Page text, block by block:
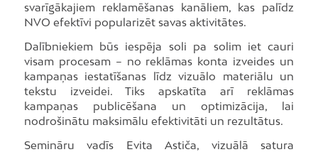
svarīgākajiem reklamēšanas kanāliem, kas palīdz
NVO efektīvi popularizēt savas aktivitātes.
Dalībniekiem būs iespēja soli pa solim iet cauri
visam procesam – no reklāmas konta izveides un
kampaņas iestatīšanas līdz vizuālo materiālu un
tekstu izveidei. Tiks apskatīta arī reklāmas
kampaņas publicēšana un optimizācija, lai
nodrošinātu maksimālu efektivitāti un rezultātus.
Semināru vadīs Evita Astiča, vizuālā satura